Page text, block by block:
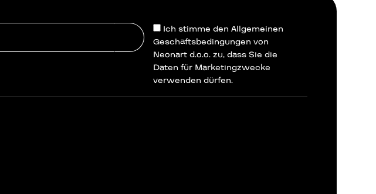
Ich stimme den Allgemeinen
Geschäftsbedingungen von
Neonart d.o.o. zu, dass Sie die
Daten für Marketingzwecke
verwenden dürfen.